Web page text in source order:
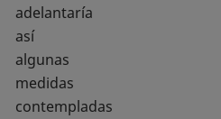
adelantaría
así
algunas
medidas
contempladas